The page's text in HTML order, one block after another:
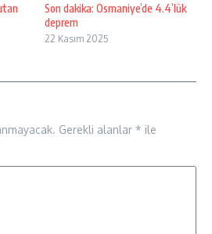
Son dakika: Osmaniye’de 4.4’lük
deprem
22 Kasım 2025
Gerekli alanlar * ile